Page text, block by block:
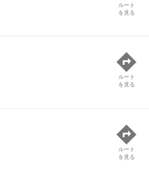
ルート
を見る
ルート
を見る
ルート
を見る